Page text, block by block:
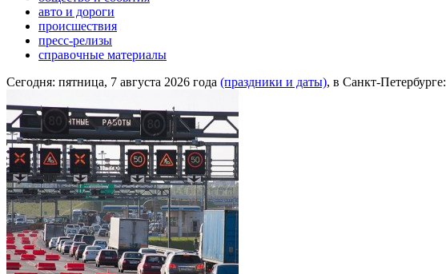
авто и дороги
происшествия
пресс-релизы
справочные материалы
Сегодня: пятница, 7 августа 2026 года (праздники и даты), в Санкт-Петербурге: